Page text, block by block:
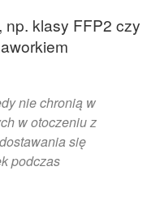
klasy FFP2 czy
nie chronią w
w otoczeniu z
się
podczas